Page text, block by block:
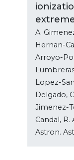
A.
Hernan-
Arroyo-
Lopez-
Delgado,
Jimenez-
Candal,
Astron.